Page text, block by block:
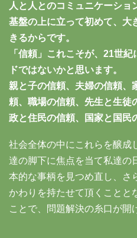
人と人とのコミュニケーシ
基盤の上に立って初めて、大
きるからです。
「信頼」これこそが、21世
ドではないかと思います。
親と子の信頼、夫婦の信頼、
頼、職場の信頼、先生と生徒
政と住民の信頼、国家と国民
社会全体の中にこれらを醸成
達の脚下に焦点を当て私達の
本的な事柄を見つめ直し、さ
かわりを持たせて頂くことと
ことで、問題解決の糸口が開